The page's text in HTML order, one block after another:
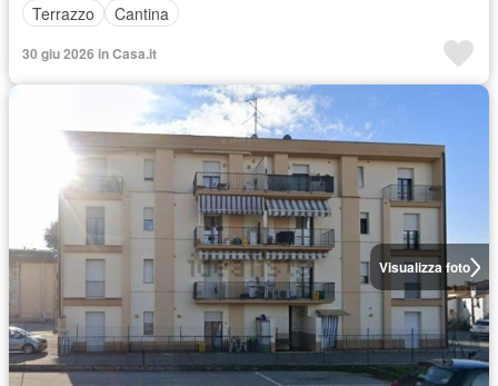
Terrazzo
Cantina
30 giu 2026 in Casa.it
Visualizza foto